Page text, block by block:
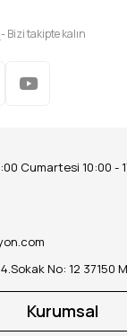
- Bizi takipte kalın
Cumartesi 10:00 -
No: 12 37150
Kurumsal